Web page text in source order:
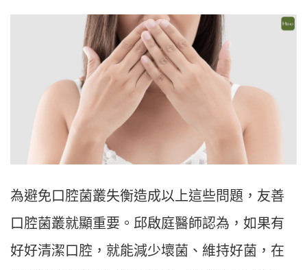
為避免口腔菌叢失衡造成以上這些問題，友善
口腔菌叢就顯重要。邱啟庭醫師認為，如果有
好好清潔口腔，就能減少壞菌、維持好菌，在